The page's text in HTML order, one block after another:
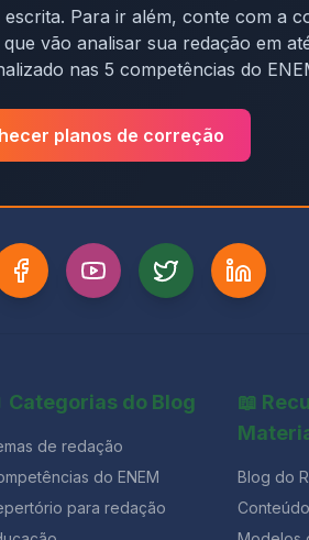
Para ir além, conte com a
vão analisar sua redação em
nas 5 competências do
planos de correção
Categorias do Blog
de redação
do ENEM
para redação
📖
Blog do